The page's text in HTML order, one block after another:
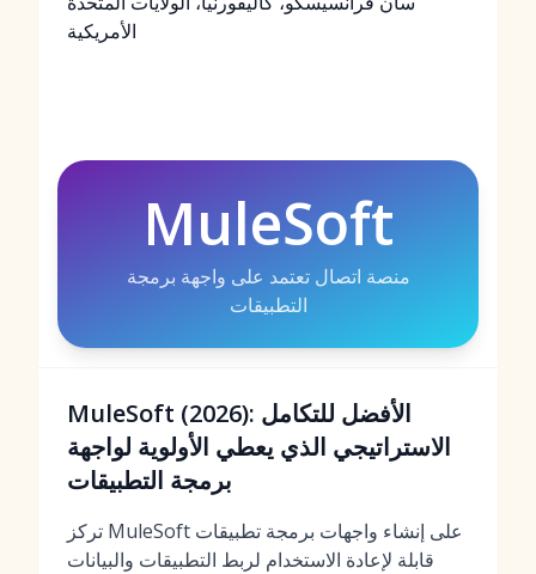
الأمريكية
MuleSoft
منصة اتصال تعتمد على واجهة برمجة
التطبيقات
MuleSoft (2026): الأفضل للتكامل
الاستراتيجي الذي يعطي الأولوية لواجهة
برمجة التطبيقات
تركز MuleSoft على إنشاء واجهات برمجة تطبيقات
قابلة لإعادة الاستخدام لربط التطبيقات والبيانات